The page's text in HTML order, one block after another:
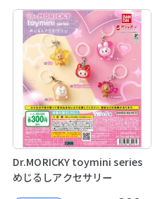
Dr.MORICKY toymini series
めじるしアクセサリー